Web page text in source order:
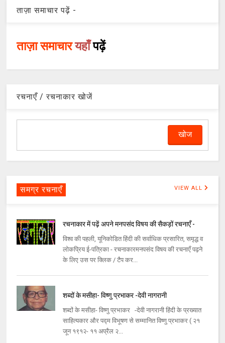
ताज़ा समाचार पढ़ें -
ताज़ा समाचारयहाँपढ़ें
रचनाएँ / रचनाकार खोजें
समग्र रचनाएँ VIEW ALL
रचनाकार में पढ़ें अपने मनपसंद विषय की सैकड़ों रचनाएँ -
विश्व की पहली, यूनिकोडित हिंदी की सर्वाधिक प्रसारित, समृद्ध व
लोकप्रिय ई-पत्रिका - रचनाकारमनपसंद विषय की रचनाएँ पढ़ने
के लिए उस पर क्लिक / टैप कर...
शब्दों के मसीहा- विष्णु प्रभाकर -देवी नागरानी
शब्दों के मसीहा- विष्णु प्रभाकर -देवी नागरानी हिंदी के प्रख्यात
साहित्यकार और पद्म विभूषण से सम्मानित विष्णु प्रभाकर ( २१
जून १९१२- ११ अप्रैल २...